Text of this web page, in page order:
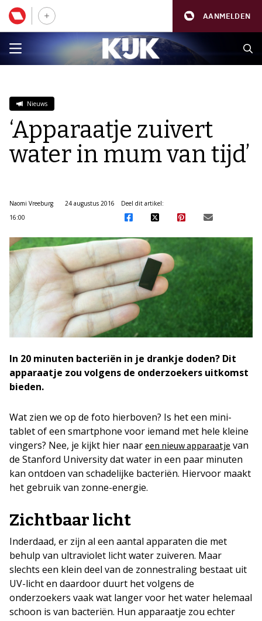
AANMELDEN
Nieuws
‘Apparaatje zuivert
water in mum van tijd’
Naomi Vreeburg
24 augustus 2016
16:00
Deel dit artikel:
In 20 minuten bacteriën in je drankje doden? Dit
apparaatje zou volgens de onderzoekers uitkomst
bieden.
Wat zien we op de foto hierboven? Is het een mini-
tablet of een smartphone voor iemand met hele kleine
vingers? Nee, je kijkt hier naar een nieuw apparaatje van
de Stanford University dat water in een paar minuten
kan ontdoen van schadelijke bacteriën. Hiervoor maakt
het gebruik van zonne-energie.
Zichtbaar licht
Inderdaad, er zijn al een aantal apparaten die met
behulp van ultraviolet licht water zuiveren. Maar
slechts een klein deel van de zonnestraling bestaat uit
UV-licht en daardoor duurt het volgens de
onderzoekers vaak wat langer voor het water helemaal
schoon is van bacteriën. Hun apparaatje zou echter